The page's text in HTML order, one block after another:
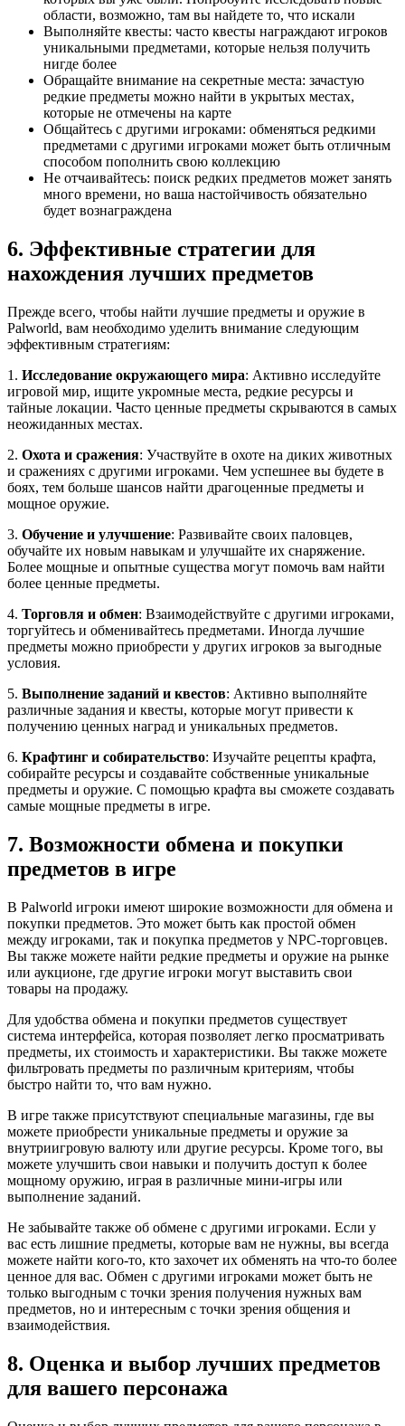
области, возможно, там вы найдете то, что искали
Выполняйте квесты: часто квесты награждают игроков
уникальными предметами, которые нельзя получить
нигде более
Обращайте внимание на секретные места: зачастую
редкие предметы можно найти в укрытых местах,
которые не отмечены на карте
Общайтесь с другими игроками: обменяться редкими
предметами с другими игроками может быть отличным
способом пополнить свою коллекцию
Не отчаивайтесь: поиск редких предметов может занять
много времени, но ваша настойчивость обязательно
будет вознаграждена
6. Эффективные стратегии для
нахождения лучших предметов
Прежде всего, чтобы найти лучшие предметы и оружие в
Palworld, вам необходимо уделить внимание следующим
эффективным стратегиям:
1. Исследование окружающего мира: Активно исследуйте
игровой мир, ищите укромные места, редкие ресурсы и
тайные локации. Часто ценные предметы скрываются в самых
неожиданных местах.
2. Охота и сражения: Участвуйте в охоте на диких животных
и сражениях с другими игроками. Чем успешнее вы будете в
боях, тем больше шансов найти драгоценные предметы и
мощное оружие.
3. Обучение и улучшение: Развивайте своих паловцев,
обучайте их новым навыкам и улучшайте их снаряжение.
Более мощные и опытные существа могут помочь вам найти
более ценные предметы.
4. Торговля и обмен: Взаимодействуйте с другими игроками,
торгуйтесь и обменивайтесь предметами. Иногда лучшие
предметы можно приобрести у других игроков за выгодные
условия.
5. Выполнение заданий и квестов: Активно выполняйте
различные задания и квесты, которые могут привести к
получению ценных наград и уникальных предметов.
6. Крафтинг и собирательство: Изучайте рецепты крафта,
собирайте ресурсы и создавайте собственные уникальные
предметы и оружие. С помощью крафта вы сможете создавать
самые мощные предметы в игре.
7. Возможности обмена и покупки
предметов в игре
В Palworld игроки имеют широкие возможности для обмена и
покупки предметов. Это может быть как простой обмен
между игроками, так и покупка предметов у NPC-торговцев.
Вы также можете найти редкие предметы и оружие на рынке
или аукционе, где другие игроки могут выставить свои
товары на продажу.
Для удобства обмена и покупки предметов существует
система интерфейса, которая позволяет легко просматривать
предметы, их стоимость и характеристики. Вы также можете
фильтровать предметы по различным критериям, чтобы
быстро найти то, что вам нужно.
В игре также присутствуют специальные магазины, где вы
можете приобрести уникальные предметы и оружие за
внутриигровую валюту или другие ресурсы. Кроме того, вы
можете улучшить свои навыки и получить доступ к более
мощному оружию, играя в различные мини-игры или
выполнение заданий.
Не забывайте также об обмене с другими игроками. Если у
вас есть лишние предметы, которые вам не нужны, вы всегда
можете найти кого-то, кто захочет их обменять на что-то более
ценное для вас. Обмен с другими игроками может быть не
только выгодным с точки зрения получения нужных вам
предметов, но и интересным с точки зрения общения и
взаимодействия.
8. Оценка и выбор лучших предметов
для вашего персонажа